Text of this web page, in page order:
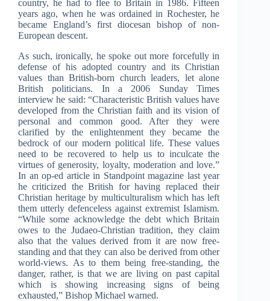
country, he had to flee to Britain in 1986. Fifteen
years ago, when he was ordained in Rochester, he
became England’s first diocesan bishop of non-
European descent.
As such, ironically, he spoke out more forcefully in
defense of his adopted country and its Christian
values than British-born church leaders, let alone
British politicians. In a 2006 Sunday Times
interview he said: “Characteristic British values have
developed from the Christian faith and its vision of
personal and common good. After they were
clarified by the enlightenment they became the
bedrock of our modern political life. These values
need to be recovered to help us to inculcate the
virtues of generosity, loyalty, moderation and love.”
In an op-ed article in Standpoint magazine last year
he criticized the British for having replaced their
Christian heritage by multiculturalism which has left
them utterly defenceless against extremist Islamism.
“While some acknowledge the debt which Britain
owes to the Judaeo-Christian tradition, they claim
also that the values derived from it are now free-
standing and that they can also be derived from other
world-views. As to them being free-standing, the
danger, rather, is that we are living on past capital
which is showing increasing signs of being
exhausted,” Bishop Michael warned.